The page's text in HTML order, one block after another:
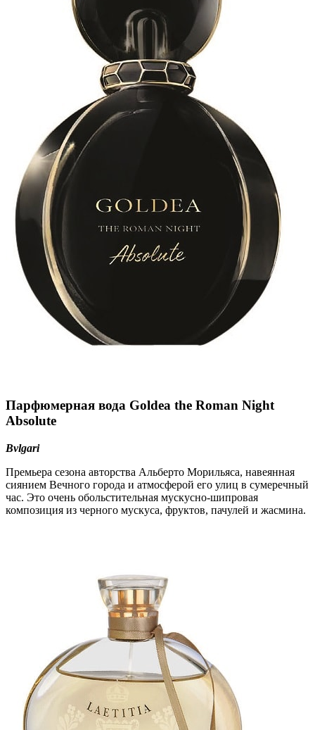
Парфюмерная вода Goldea the Roman Night
Absolute
Bvlgari
Премьера сезона авторства Альберто Морильяса, навеянная
сиянием Вечного города и атмосферой его улиц в сумеречный
час. Это очень обольстительная мускусно-шипровая
композиция из черного мускуса, фруктов, пачулей и жасмина.